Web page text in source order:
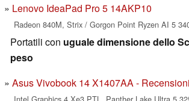
Lenovo IdeaPad Pro 5 14AKP10
Radeon 840M, Strix / Gorgon Point Ryzen AI 5
Portatili con uguale dimensione dello
peso
Asus Vivobook 14 X1407AA -
Intel Graphics 4 Xe3 PTL, Panther Lake Ultra 5